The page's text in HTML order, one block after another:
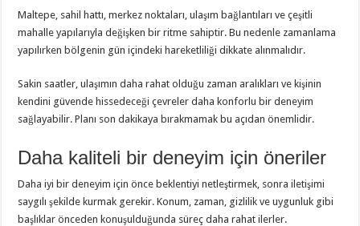
Maltepe, sahil hattı, merkez noktaları, ulaşım bağlantıları ve çeşitli
mahalle yapılarıyla değişken bir ritme sahiptir. Bu nedenle zamanlama
yapılırken bölgenin gün içindeki hareketliliği dikkate alınmalıdır.
Sakin saatler, ulaşımın daha rahat olduğu zaman aralıkları ve kişinin
kendini güvende hissedeceği çevreler daha konforlu bir deneyim
sağlayabilir. Planı son dakikaya bırakmamak bu açıdan önemlidir.
Daha kaliteli bir deneyim için öneriler
Daha iyi bir deneyim için önce beklentiyi netleştirmek, sonra iletişimi
saygılı şekilde kurmak gerekir. Konum, zaman, gizlilik ve uygunluk gibi
başlıklar önceden konuşulduğunda süreç daha rahat ilerler.